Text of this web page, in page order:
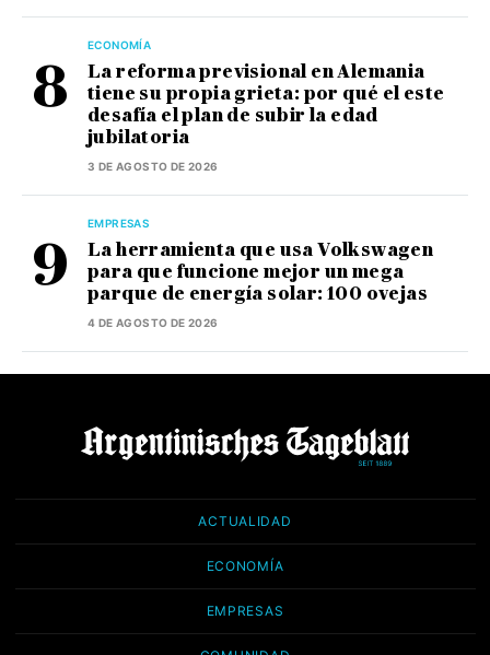
ECONOMÍA
La reforma previsional en Alemania
tiene su propia grieta: por qué el este
desafía el plan de subir la edad
jubilatoria
3 DE AGOSTO DE 2026
EMPRESAS
La herramienta que usa Volkswagen
para que funcione mejor un mega
parque de energía solar: 100 ovejas
4 DE AGOSTO DE 2026
ACTUALIDAD
ECONOMÍA
EMPRESAS